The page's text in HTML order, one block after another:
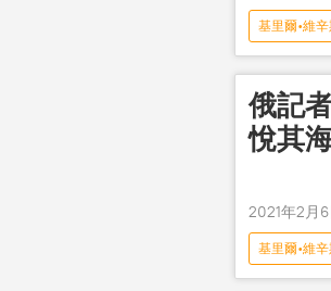
基里爾•維
俄記
悅其
2021年2月
基里爾•維
俄羅斯